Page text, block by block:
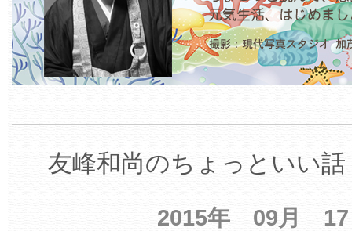
友峰和尚のちょっといい
2015年 09月